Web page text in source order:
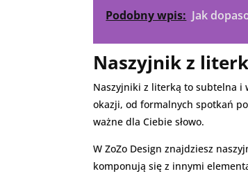
Podobny wpis: Jak
Naszyjnik z
Naszyjniki z literką to subtelna i
okazji, od formalnych spotkań
ważne dla Ciebie słowo.
W ZoZo Design znajdziesz
komponują się z innymi